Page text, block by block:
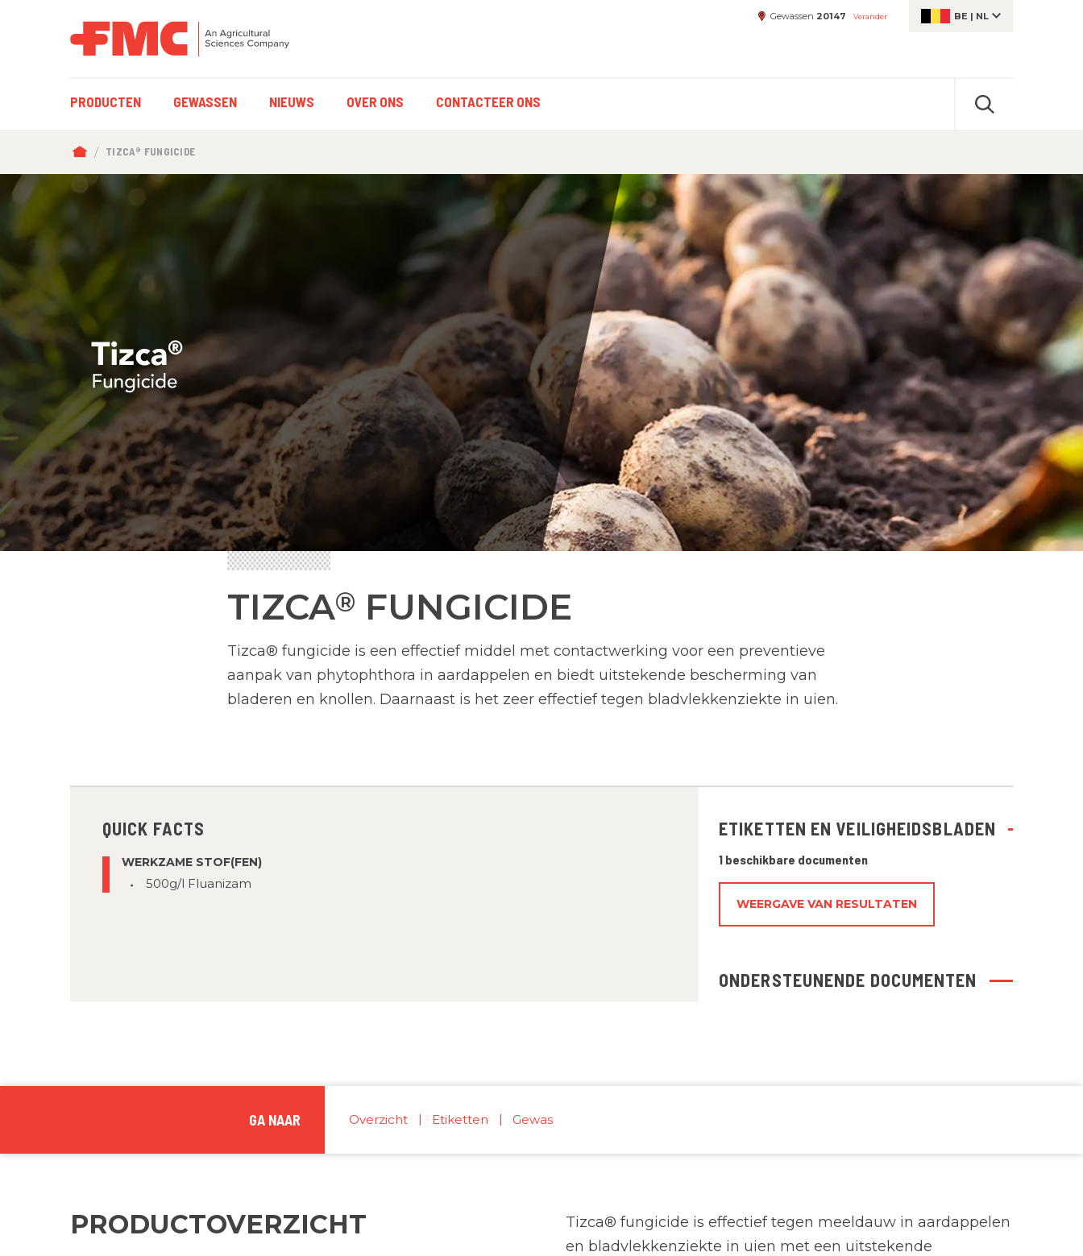
Gewassen 20147 Verander BE | NL
MAIN
PRODUCTEN GEWASSEN NIEUWS OVER ONS CONTACTEER ONS
BREADCRUMB
TIZCA® FUNGICIDE
TIZCA® FUNGICIDE
Tizca® fungicide is een effectief middel met contactwerking voor een preventieve
aanpak van phytophthora in aardappelen en biedt uitstekende bescherming van
bladeren en knollen. Daarnaast is het zeer effectief tegen bladvlekkenziekte in uien.
QUICK FACTS
WERKZAME STOF(FEN)
500g/l Fluanizam
ETIKETTEN EN VEILIGHEIDSBLADEN
1 beschikbare documenten
WEERGAVE VAN RESULTATEN
ONDERSTEUNENDE DOCUMENTEN
GA NAAR Overzicht Etiketten Gewas
PRODUCTOVERZICHT
Tizca® fungicide is effectief tegen meeldauw in aardappelen
en bladvlekkenziekte in uien met een uitstekende